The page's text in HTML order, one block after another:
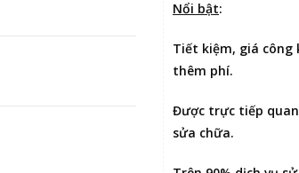
Nổi bật:
Tiết kiệm, giá công
thêm phí.
Được trực tiếp
sửa chữa.